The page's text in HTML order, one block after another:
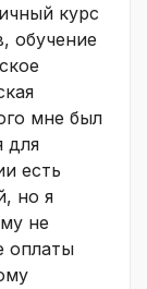
курс
обучение
мне был
для
есть
но я
не
оплаты